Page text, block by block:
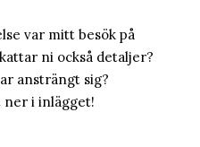
var mitt besök på
ni också detaljer?
ansträngt sig?
ner i inlägget!